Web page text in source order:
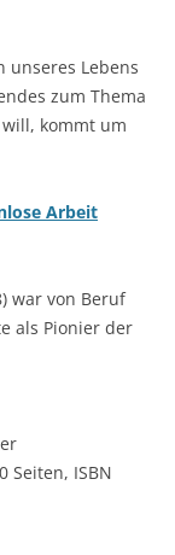
unseres Lebens
zum Thema
kommt um
Arbeit
war von Beruf
als Pionier der
Seiten, ISBN